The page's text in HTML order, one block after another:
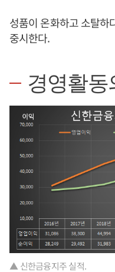
성품이 온화하고 소탈하
중시한다.
경영활동
▲ 신한금융지주 실적.